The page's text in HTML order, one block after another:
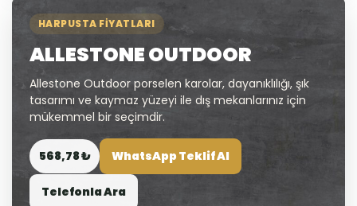
HARPUSTA FIYATLARI
ALLESTONE OUTDOOR
Allestone Outdoor porselen karolar, dayanıklılığı, şık
tasarımı ve kaymaz yüzeyi ile dış mekanlarınız için
mükemmel bir seçimdir.
568,78 ₺ WhatsApp Teklif Al
Telefonla Ara